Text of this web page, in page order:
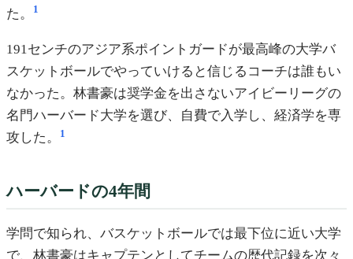
た。
1
191センチのアジア系ポイントガードが最高峰の大学バ
スケットボールでやっていけると信じるコーチは誰もい
なかった。林書豪は奨学金を出さないアイビーリーグの
名門ハーバード大学を選び、自費で入学し、経済学を専
攻した。
1
ハーバードの4年間
学問で知られ、バスケットボールでは最下位に近い大学
で、林書豪はキャプテンとしてチームの歴代記録を次々